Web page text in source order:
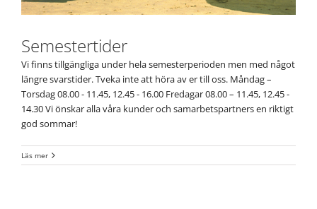
Semestertider
Vi finns tillgängliga under hela semesterperioden men med något
längre svarstider. Tveka inte att höra av er till oss. Måndag –
Torsdag 08.00 - 11.45, 12.45 - 16.00 Fredagar 08.00 – 11.45, 12.45 -
14.30 Vi önskar alla våra kunder och samarbetspartners en riktigt
god sommar!
Läs mer